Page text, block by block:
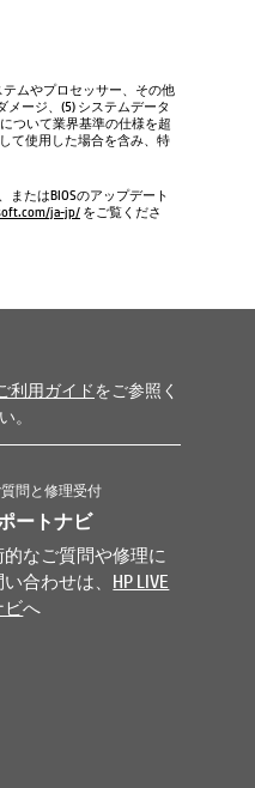
ムやプロセッサー、その他
ージ、(5) システムデータ
ついて業界基準の仕様を超
て使用した場合を含み、特
たはBIOSのアップデート
ja-jp/ をご覧くださ
利用ガイドをご参照く
。
問と修理受付
ートナビ
なご質問や修理に
合わせは、 HP LIVE
ビへ